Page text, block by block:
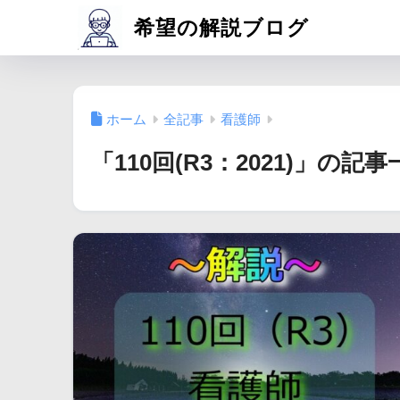
希望の解説ブログ
ホーム 全記事 看護師
「110回(R3：2021)」の記事